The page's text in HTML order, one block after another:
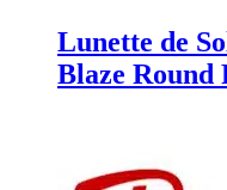
Lunette de
Blaze Round